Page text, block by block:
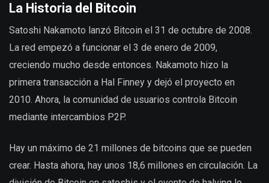
La Historia del Bitcoin
Satoshi Nakamoto lanzó Bitcoin el 31 de octubre de 2008.
La red empezó a funcionar el 3 de enero de 2009,
creciendo mucho desde entonces. Nakamoto hizo la
primera transacción a Hal Finney y dejó el proyecto en
2010. Ahora, la comunidad de usuarios controla Bitcoin
mediante intercambios P2P.
Hay un máximo de 21 millones de bitcoins que se pueden
crear. Hasta ahora, hay unos 18,6 millones en circulación. La